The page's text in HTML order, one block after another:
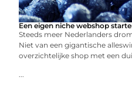
Een eigen niche webshop
Steeds meer Nederlanders
Niet van een gigantische
overzichtelijke shop met een
...